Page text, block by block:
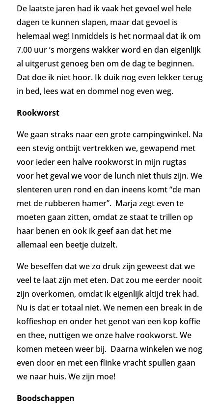
De laatste jaren had ik vaak het gevoel wel hele
dagen te kunnen slapen, maar dat gevoel is
helemaal weg! Inmiddels is het normaal dat ik om
7.00 uur ’s morgens wakker word en dan eigenlijk
al uitgerust genoeg ben om de dag te beginnen.
Dat doe ik niet hoor. Ik duik nog even lekker terug
in bed, lees wat en dommel nog even weg.
Rookworst
We gaan straks naar een grote campingwinkel. Na
een stevig ontbijt vertrekken we, gewapend met
voor ieder een halve rookworst in mijn rugtas
voor het geval we voor de lunch niet thuis zijn. We
slenteren uren rond en dan ineens komt “de man
met de rubberen hamer”. Marja zegt even te
moeten gaan zitten, omdat ze staat te trillen op
haar benen en ook ik geef aan dat het me
allemaal een beetje duizelt.
We beseffen dat we zo druk zijn geweest dat we
veel te laat zijn met eten. Dat zou me eerder nooit
zijn overkomen, omdat ik eigenlijk altijd trek had.
Nu is dat er totaal niet. We nemen een break in de
koffieshop en onder het genot van een kop koffie
en thee, nuttigen we onze halve rookworst. We
komen meteen weer bij. Daarna winkelen we nog
even door en met een flinke vracht spullen gaan
we naar huis. We zijn moe!
Boodschappen